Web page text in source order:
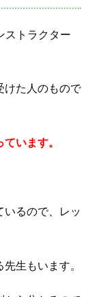
ストラクター
けた人のもので
います。
るので、レッ
生もいます。